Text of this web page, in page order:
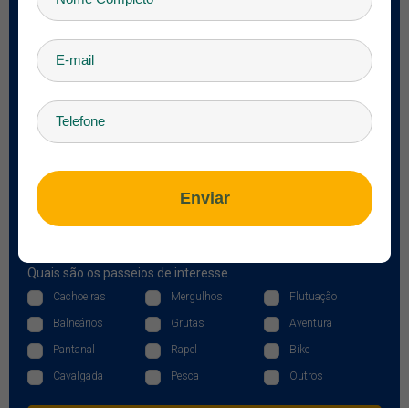
País
Check-in Check-out
Quais são os passeios de interesse
Cachoeiras Mergulhos Flutuação
Balneários Grutas Aventura
Pantanal Rapel Bike
Cavalgada Pesca Outros
Enviar